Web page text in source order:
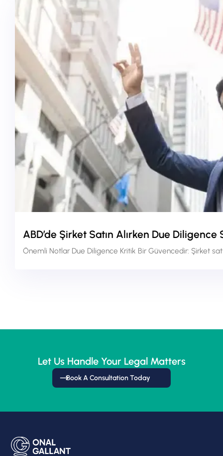
ABD’de Şirket Satın Alırken Due
Önemli Notlar Due Diligence Kritik Bir Güvencedir: Şirket
Let Us Handle Your Legal Matters
Book A Consultation Today